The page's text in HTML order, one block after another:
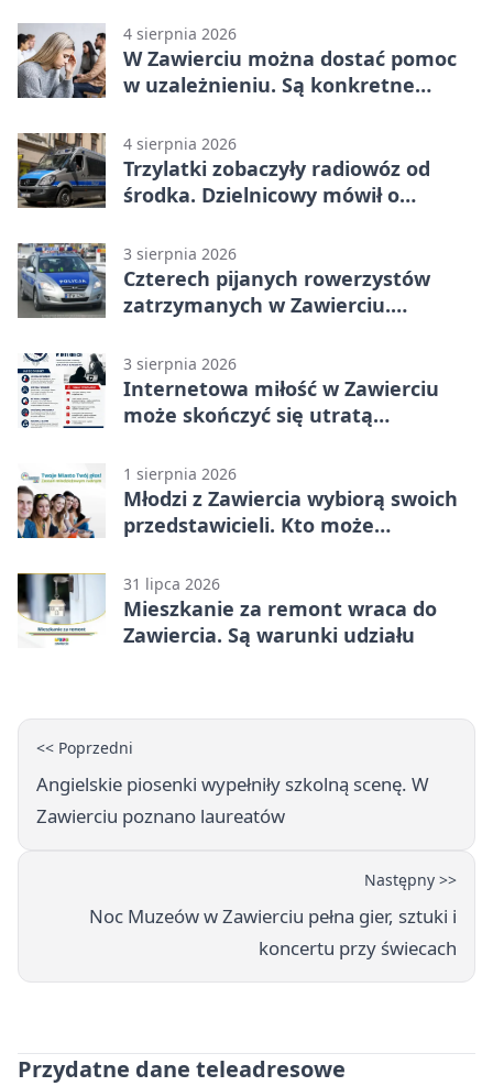
4 sierpnia 2026
W Zawierciu można dostać pomoc
w uzależnieniu. Są konkretne
4 sierpnia 2026
Trzylatki zobaczyły radiowóz od
środka. Dzielnicowy mówił o
3 sierpnia 2026
Czterech pijanych rowerzystów
zatrzymanych w Zawierciu.
3 sierpnia 2026
Internetowa miłość w Zawierciu
może skończyć się utratą
1 sierpnia 2026
Młodzi z Zawiercia wybiorą swoich
przedstawicieli. Kto może
31 lipca 2026
Mieszkanie za remont wraca do
Zawiercia. Są warunki udziału
<< Poprzedni
Angielskie piosenki wypełniły szkolną scenę. W
Zawierciu poznano laureatów
Następny >>
Noc Muzeów w Zawierciu pełna gier, sztuki i
koncertu przy świecach
Przydatne dane teleadresowe